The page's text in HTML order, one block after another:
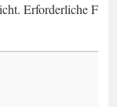
Erforderliche